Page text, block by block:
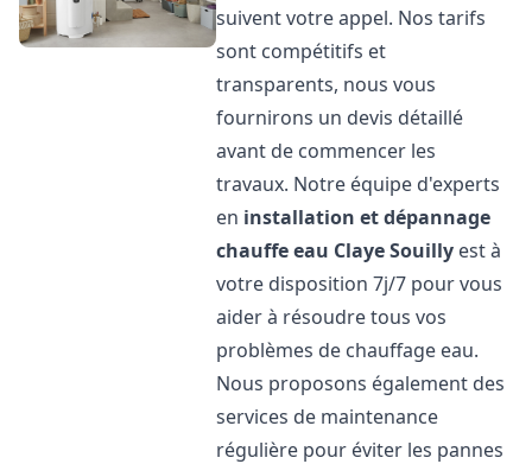
suivent votre appel. Nos tarifs
sont compétitifs et
transparents, nous vous
fournirons un devis détaillé
avant de commencer les
travaux. Notre équipe d'experts
en installation et dépannage
chauffe eau Claye Souilly est à
votre disposition 7j/7 pour vous
aider à résoudre tous vos
problèmes de chauffage eau.
Nous proposons également des
services de maintenance
régulière pour éviter les pannes